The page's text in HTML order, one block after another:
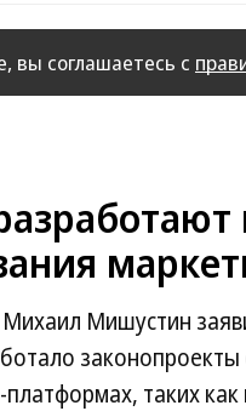
вы соглашаетесь с
Мишустин
таких